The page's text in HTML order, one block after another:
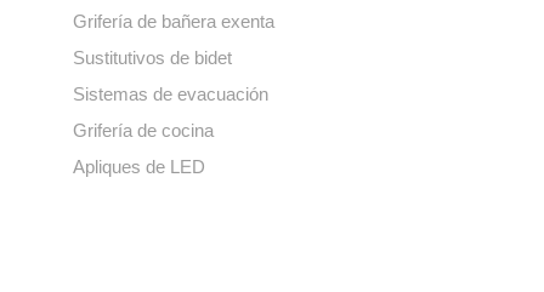
Grifería de bañera exenta
Sustitutivos de bidet
Sistemas de evacuación
Grifería de cocina
Apliques de LED